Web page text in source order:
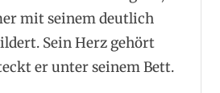
mit seinem deutlich
Sein Herz gehört
er unter seinem Bett.